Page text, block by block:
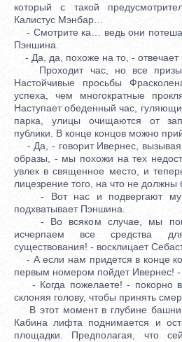
который с такой
Калистус Мэнбар…
- Смотрите ка… ведь они
Пэншина.
- Да, да, похоже на то, - отвечает
Проходит час, но все
Настойчивые просьбы
успеха, чем многократные
Наступает обеденный час,
парка, улицы очищаются от
публики. В конце концов можно
- Да, - говорит Ивернес, вызывая
образы, - мы похожи на тех
увлек в священное место, и
лицезрение того, на что не должны
- Вот нас и подвергают
подхватывает Пэншина.
- Во всяком случае, мы
исчерпаем все средства
существования! - восклицает
- А если нам придется в конце
первым номером пойдет Ивернес! -
- Когда пожелаете! - покорно
склоняя голову, чтобы принять
В этот момент в глубине башни
Кабина лифта поднимается и
площадки. Предполагая, что